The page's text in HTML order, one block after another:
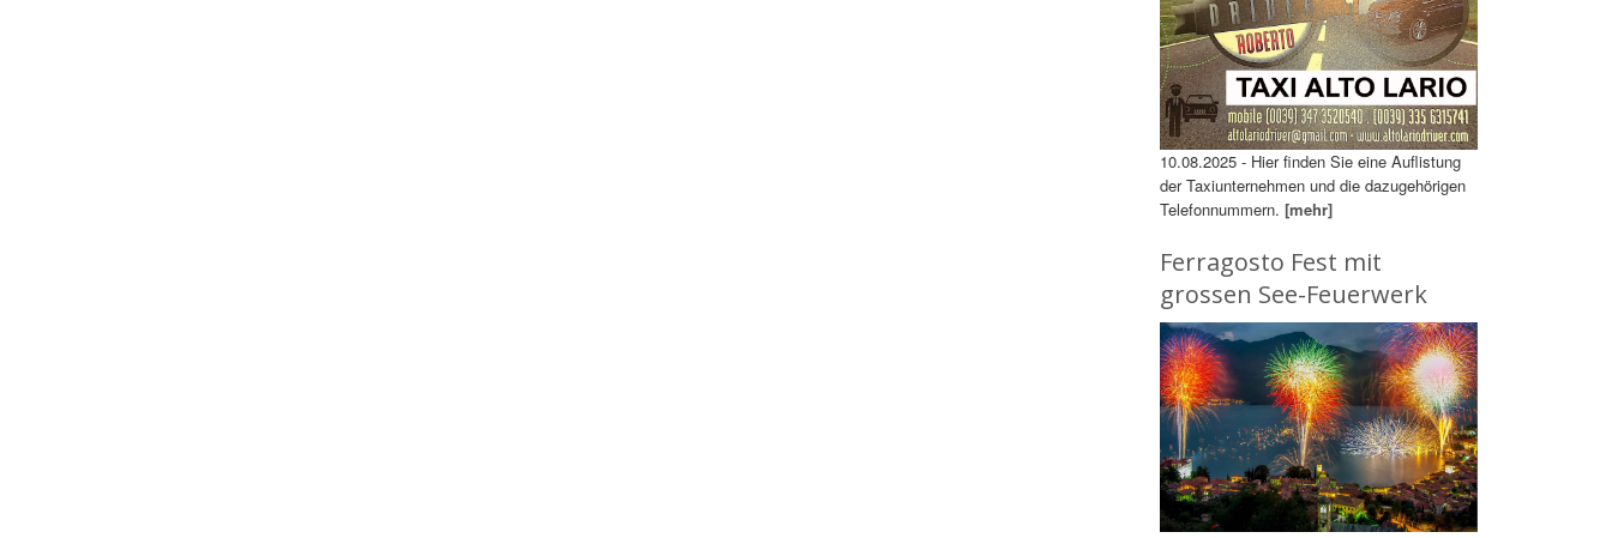
10.08.2025 - Hier finden Sie eine Auflistung
der Taxiunternehmen und die dazugehörigen
Telefonnummern. [mehr]
Ferragosto Fest mit
grossen See-Feuerwerk